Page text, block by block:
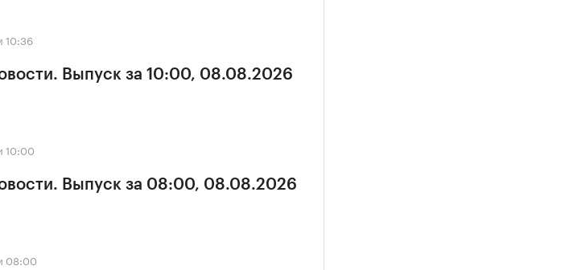
10:36
Выпуск за 10:00, 08.08.2026
10:00
Выпуск за 08:00, 08.08.2026
08:00